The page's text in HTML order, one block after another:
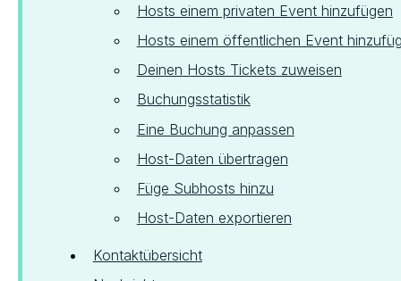
Hosts einem privaten Event hinzufügen
Hosts einem öffentlichen Event
Deinen Hosts Tickets zuweisen
Buchungsstatistik
Eine Buchung anpassen
Host-Daten übertragen
Füge Subhosts hinzu
Host-Daten exportieren
Kontaktübersicht